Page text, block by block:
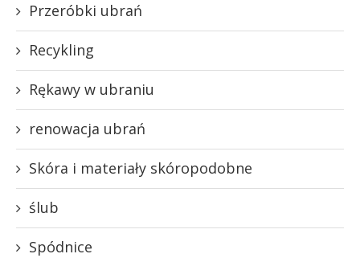
Przeróbki ubrań
Recykling
Rękawy w ubraniu
renowacja ubrań
Skóra i materiały skóropodobne
ślub
Spódnice